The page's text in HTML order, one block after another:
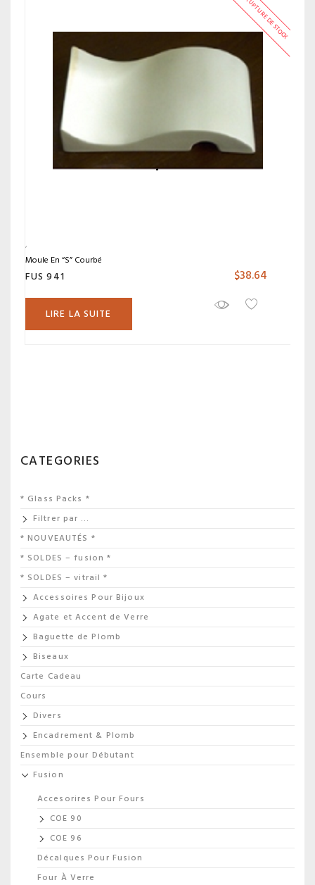
RUPTURE DE STOCK
Moule En “S” Courbé
FUS 941 $38.64
LIRE LA SUITE
CATEGORIES
* Glass Packs *
Filtrer par …
* NOUVEAUTÉS *
* SOLDES – fusion *
* SOLDES – vitrail *
Accessoires Pour Bijoux
Agate et Accent de Verre
Baguette de Plomb
Biseaux
Carte Cadeau
Cours
Divers
Encadrement & Plomb
Ensemble pour Débutant
Fusion
Accesorires Pour Fours
COE 90
COE 96
Décalques Pour Fusion
Four À Verre